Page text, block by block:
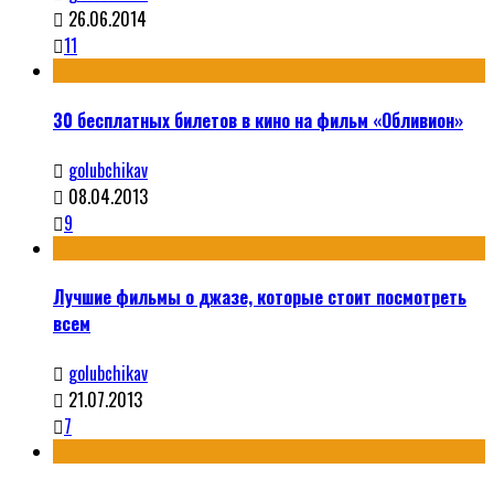
26.06.2014
11
30 бесплатных билетов в кино на фильм «Обливион»
golubchikav
08.04.2013
9
Лучшие фильмы о джазе, которые стоит посмотреть
всем
golubchikav
21.07.2013
7